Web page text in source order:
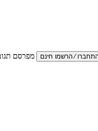
מפרסם